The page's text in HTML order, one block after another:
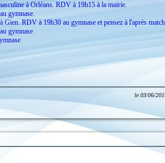
à Orléans. RDV à 19h15 à la mairie.
gymnase.
RDV à 19h30 au gymnase et pensez à l'après
gymnase
le03/06/